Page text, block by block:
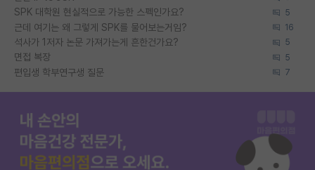
SPK 대학원 현실적으로 가능한 스펙인가요? 5
근데 여기는 왜 그렇게 SPK를 물어보는거임? 16
석사가 1저자 논문 가져가는게 흔한건가요? 5
면접 복장 5
편입생 학부연구생 질문 7